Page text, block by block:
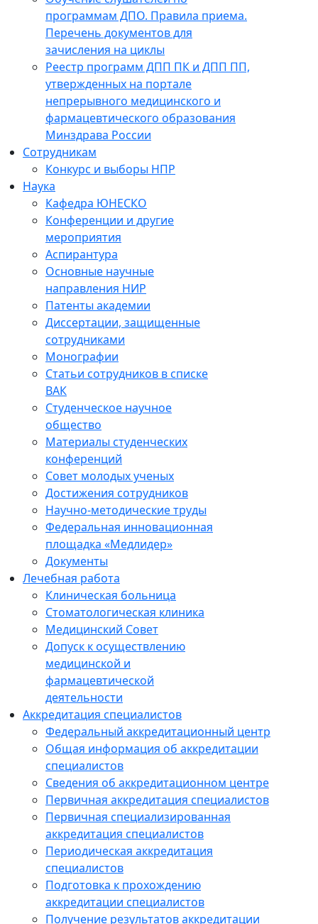
программам ДПО. Правила приема.
Перечень документов для
зачисления на циклы
Реестр программ ДПП ПК и ДПП ПП,
утвержденных на портале
непрерывного медицинского и
фармацевтического образования
Минздрава России
Сотрудникам
Конкурс и выборы НПР
Наука
Кафедра ЮНЕСКО
Конференции и другие
мероприятия
Аспирантура
Основные научные
направления НИР
Патенты академии
Диссертации, защищенные
сотрудниками
Монографии
Статьи сотрудников в списке
ВАК
Студенческое научное
общество
Материалы студенческих
конференций
Совет молодых ученых
Достижения сотрудников
Научно-методические труды
Федеральная инновационная
площадка «Медлидер»
Документы
Лечебная работа
Клиническая больница
Стоматологическая клиника
Медицинский Совет
Допуск к осуществлению
медицинской и
фармацевтической
деятельности
Аккредитация специалистов
Федеральный аккредитационный центр
Общая информация об аккредитации
специалистов
Сведения об аккредитационном центре
Первичная аккредитация специалистов
Первичная специализированная
аккредитация специалистов
Периодическая аккредитация
специалистов
Подготовка к прохождению
аккредитации специалистов
Получение результатов аккредитации